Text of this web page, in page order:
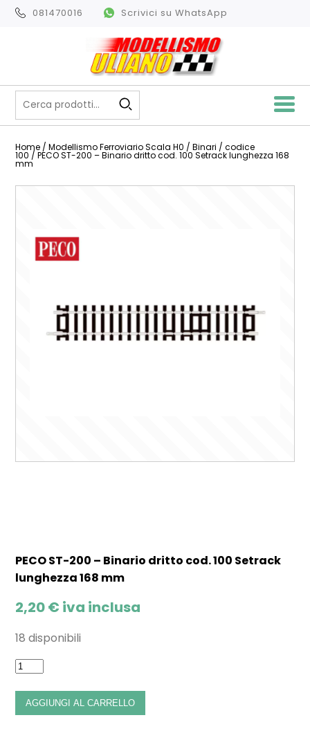
081470016 Scrivici su WhatsApp
Home /Modellismo Ferroviario Scala H0 /Binari /codice
100 / PECO ST-200 – Binario dritto cod. 100 Setrack lunghezza 168
mm
PECO ST-200 – Binario dritto cod. 100 Setrack
lunghezza 168 mm
2,20€ iva inclusa
18 disponibili
AGGIUNGI AL CARRELLO